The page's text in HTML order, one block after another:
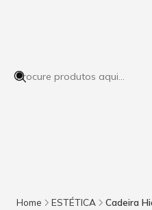
Home ESTÉTICA Cadeira